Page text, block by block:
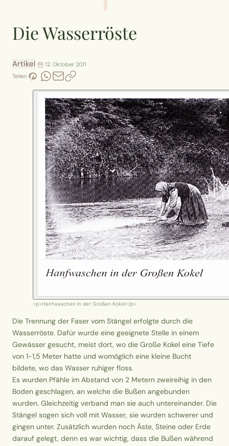
Die Wasserröste
Artikel
12. Oktober 2011
Teilen
<p>Hanfwaschen in der Großen Kokel</p>
Die Trennung der Faser vom Stängel erfolgte durch die
Wasserröste. Dafür wurde eine geeignete Stelle in einem
Gewässer gesucht, meist dort, wo die Große Kokel eine Tiefe
von 1-1,5 Meter hatte und womöglich eine kleine Bucht
bildete, wo das Wasser ruhiger floss.
Es wurden Pfähle im Abstand von 2 Metern zweireihig in den
Boden geschlagen, an welche die Bußen angebunden
wurden. Gleichzeitig verband man sie auch untereinander. Die
Stängel sogen sich voll mit Wasser, sie wurden schwerer und
gingen unter. Zusätzlich wurden noch Äste, Steine oder Erde
darauf gelegt, denn es war wichtig, dass die Bußen während